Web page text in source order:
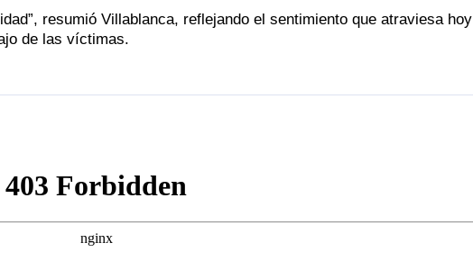
resumió Villablanca, reflejando el sentimiento que atraviesa hoy
de las víctimas.